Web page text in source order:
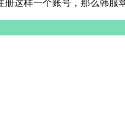
这样一个账号，那么韩